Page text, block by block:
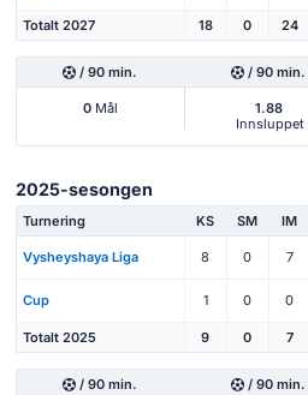
Totalt 2027 18 0 24
/ 90 min. / 90 min.
0Mål
1.88
Innsluppet
2025-sesongen
Turnering KS SM IM
Vysheyshaya Liga 8 0 7
Cup 1 0 0
Totalt 2025 9 0 7
/ 90 min. / 90 min.